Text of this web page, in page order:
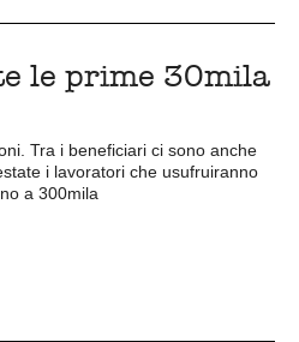
le prime 30mila
Tra i beneficiari ci sono anche
i lavoratori che usufruiranno
a 300mila